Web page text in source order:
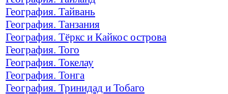
География. Тайвань
География. Танзания
География. Тёркс и Кайкос острова
География. Того
География. Токелау
География. Тонга
География. Тринидад и Тобаго